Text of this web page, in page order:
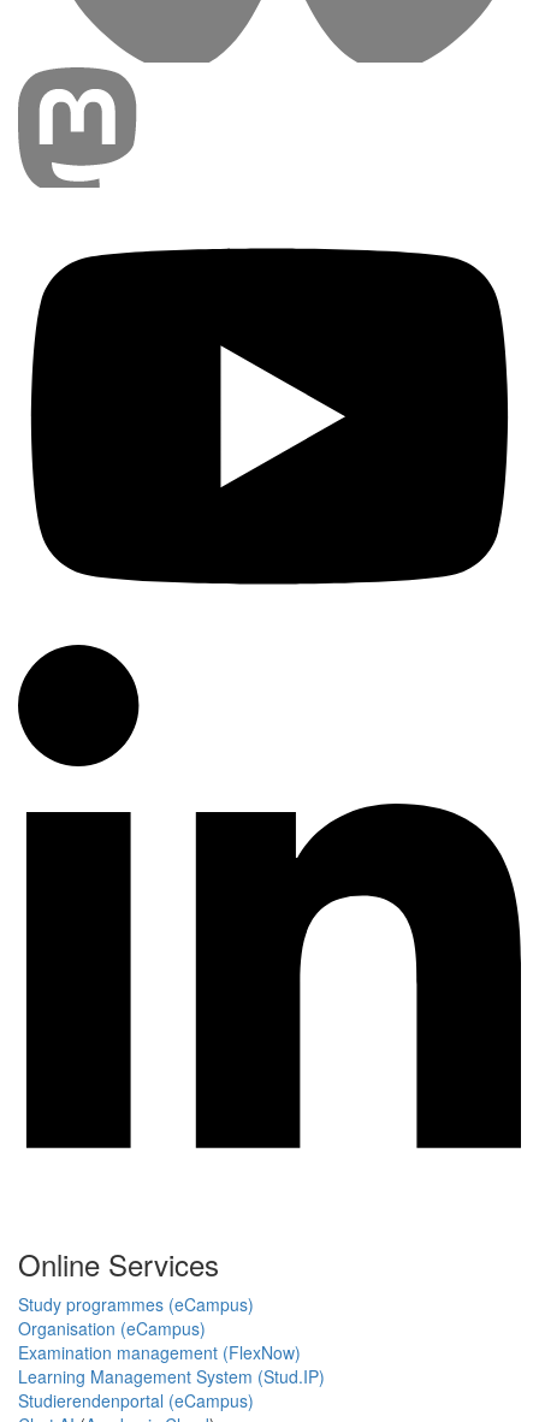
Online Services
Study programmes (eCampus)
Organisation (eCampus)
Examination management (FlexNow)
Learning Management System (Stud.IP)
Studierendenportal (eCampus)